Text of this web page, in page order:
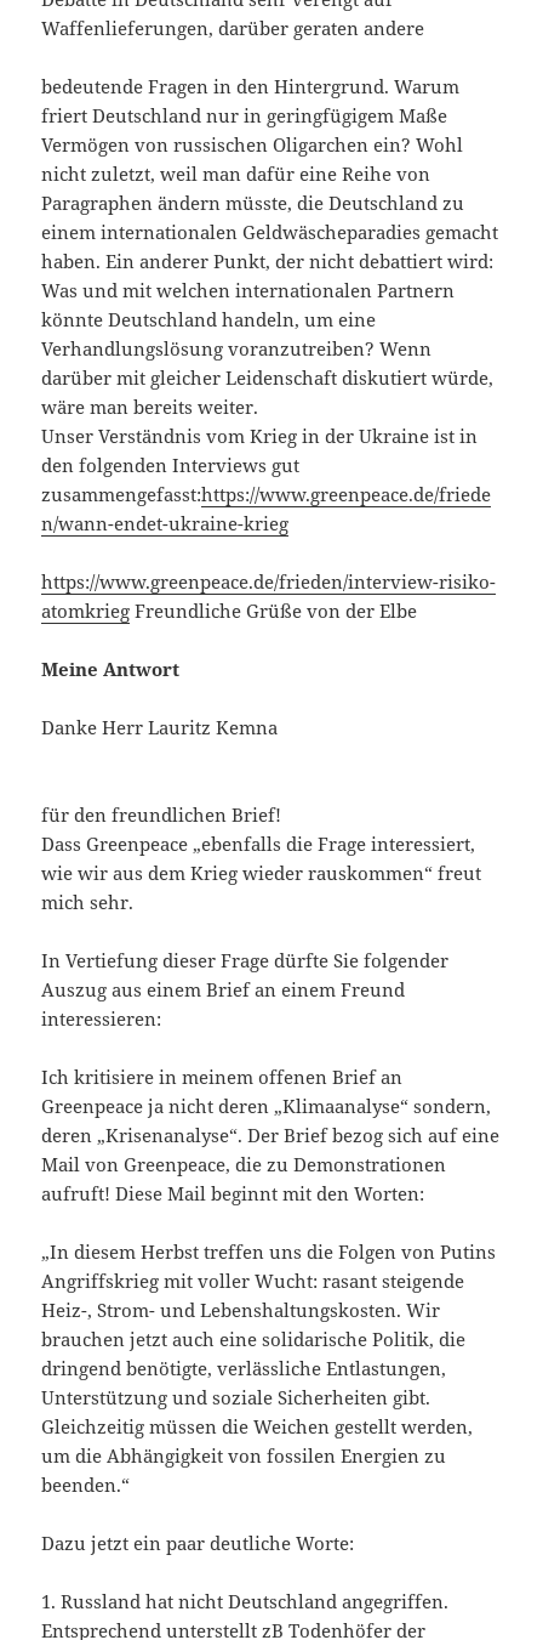
Waffenlieferungen, darüber geraten andere
bedeutende Fragen in den Hintergrund. Warum
friert Deutschland nur in geringfügigem Maße
Vermögen von russischen Oligarchen ein? Wohl
nicht zuletzt, weil man dafür eine Reihe von
Paragraphen ändern müsste, die Deutschland zu
einem internationalen Geldwäscheparadies gemacht
haben. Ein anderer Punkt, der nicht debattiert wird:
Was und mit welchen internationalen Partnern
könnte Deutschland handeln, um eine
Verhandlungslösung voranzutreiben? Wenn
darüber mit gleicher Leidenschaft diskutiert würde,
wäre man bereits weiter.
Unser Verständnis vom Krieg in der Ukraine ist in
den folgenden Interviews gut
zusammengefasst:https://www.greenpeace.de/friede
n/wann-endet-ukraine-krieg
https://www.greenpeace.de/frieden/interview-risiko-
atomkrieg Freundliche Grüße von der Elbe
Meine Antwort
Danke Herr Lauritz Kemna
für den freundlichen Brief!
Dass Greenpeace „ebenfalls die Frage interessiert,
wie wir aus dem Krieg wieder rauskommen“ freut
mich sehr.
In Vertiefung dieser Frage dürfte Sie folgender
Auszug aus einem Brief an einem Freund
interessieren:
Ich kritisiere in meinem offenen Brief an
Greenpeace ja nicht deren „Klimaanalyse“ sondern,
deren „Krisenanalyse“. Der Brief bezog sich auf eine
Mail von Greenpeace, die zu Demonstrationen
aufruft! Diese Mail beginnt mit den Worten:
„In diesem Herbst treffen uns die Folgen von Putins
Angriffskrieg mit voller Wucht: rasant steigende
Heiz-, Strom- und Lebenshaltungskosten. Wir
brauchen jetzt auch eine solidarische Politik, die
dringend benötigte, verlässliche Entlastungen,
Unterstützung und soziale Sicherheiten gibt.
Gleichzeitig müssen die Weichen gestellt werden,
um die Abhängigkeit von fossilen Energien zu
beenden.“
Dazu jetzt ein paar deutliche Worte:
1. Russland hat nicht Deutschland angegriffen.
Entsprechend unterstellt zB Todenhöfer der